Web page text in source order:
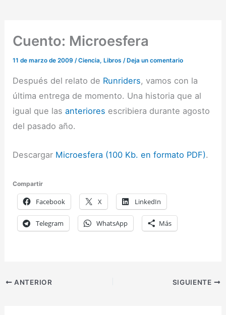
Cuento: Microesfera
11 de marzo de 2009/Ciencia, Libros / Deja un comentario
Después del relato de Runriders, vamos con la
última entrega de momento. Una historia que al
igual que lasanteriores escribiera durante agosto
del pasado año.
Descargar Microesfera (100 Kb. en formato PDF).
Compartir
Facebook X LinkedIn
Telegram WhatsApp Más
ANTERIOR SIGUIENTE